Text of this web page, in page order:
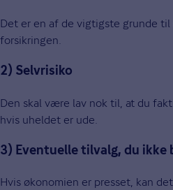
Det er en af de vigtigste grunde
forsikringen.
2) Selvrisiko
Den skal være lav nok til, at du
hvis uheldet er ude.
3) Eventuelle tilvalg, du ikke
Hvis økonomien er presset, kan